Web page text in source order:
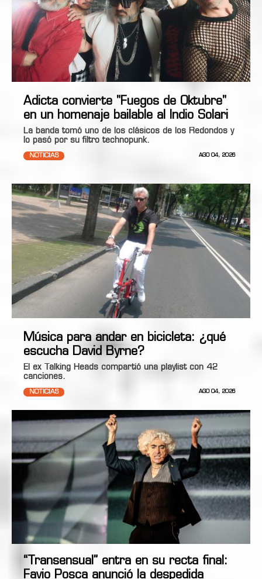
Adicta convierte "Fuegos de Oktubre"
en un homenaje bailable al Indio Solari
La banda tomó uno de los clásicos de los Redondos y
lo pasó por su filtro technopunk.
NOTICIAS AGO 04, 2026
Música para andar en bicicleta: ¿qué
escucha David Byrne?
El ex Talking Heads compartió una playlist con 42
canciones.
NOTICIAS AGO 04, 2026
“Transensual” entra en su recta final:
Favio Posca anunció la despedida